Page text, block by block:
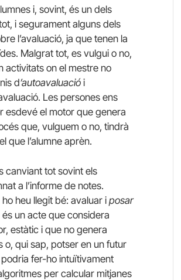
i, sovint, és un dels
i segurament alguns dels
l’avaluació, ja que tenen la
Malgrat tot, es vulgui o no,
activitats on el mestre no
d’autoavaluació i
Les persones ens
esdevé el motor que genera
que, vulguem o no, tindrà
que l’alumne aprèn.
canviant tot sovint els
a l’informe de notes.
heu llegit bé: avaluar i posar
un acte que considera
estàtic i que no genera
o, qui sap, potser en un futur
fer-ho intuïtivament
per calcular mitjanes